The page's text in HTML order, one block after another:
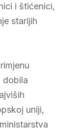
i štićenici,
starijih
dobila
uniji,